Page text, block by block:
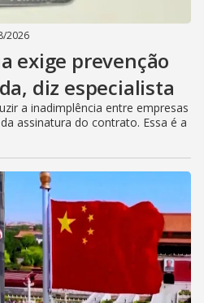
2026
exige prevenção
diz especialista
a inadimplência entre empresas
assinatura do contrato. Essa é a